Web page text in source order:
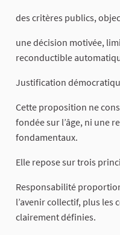
des critères publics,
une décision motivée,
reconductible
Justification
Cette proposition ne
fondée sur l’âge, ni une
fondamentaux.
Elle repose sur trois
Responsabilité
l’avenir collectif, plus les
clairement définies.